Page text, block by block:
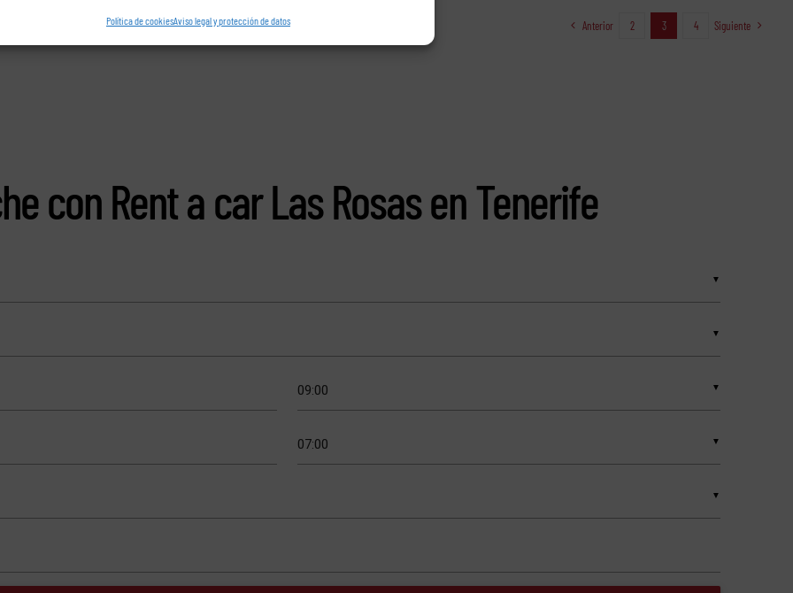
Política de cookiesAviso legal y protección de datos Anterior 2 3 4 Siguiente
con Rent a car Las Rosas en Tenerife